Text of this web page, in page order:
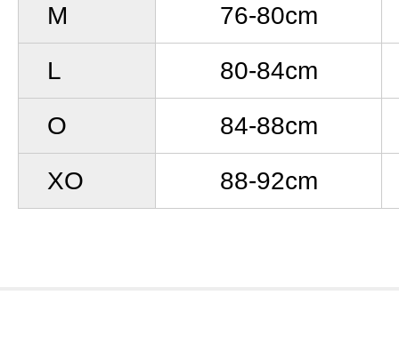
M
76-80cm
L
80-84cm
O
84-88cm
XO
88-92cm